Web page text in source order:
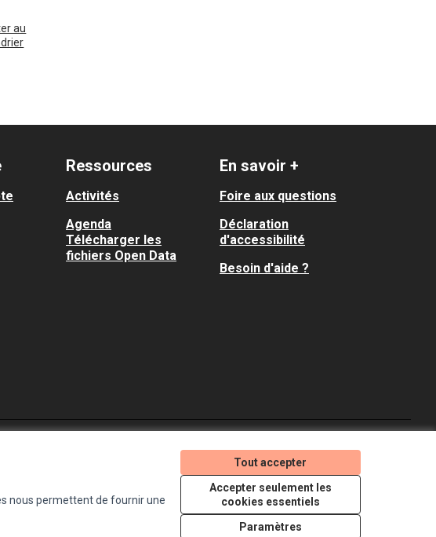
nous permettent de fournir une
Tout accepter
Accepter seulement les
cookies essentiels
Paramètres
Ressources
Activités
Agenda
Télécharger les
fichiers Open Data
En savoir +
Foire aux questions
Déclaration
d'accessibilité
Besoin d'aide ?
(Lien externe)
(Lien externe)
(Lien externe)
Licence Creative
(Lien externe)